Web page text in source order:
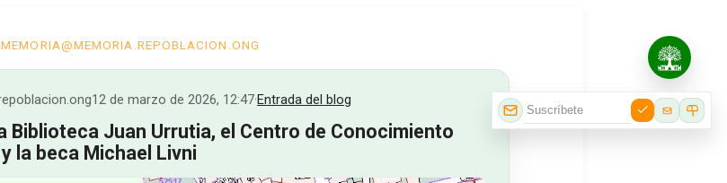
12 de marzo de 2026, 12:47·Entrada del blog
Biblioteca Juan Urrutia, el Centro de Conocimiento
la beca Michael Livni